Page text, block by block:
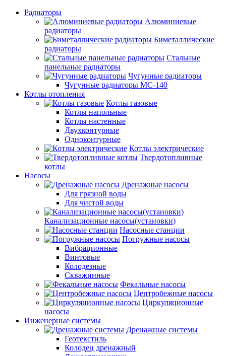
Радиаторы
Алюминиевые
радиаторы
Биметаллические
радиаторы
Стальные
панельные радиаторы
Чугунные радиаторы
Чугунные радиаторы МС-140
Котлы отопления
Котлы газовые
Котлы напольные
Котлы настенные
Двухконтурные
Одноконтурные
Котлы электрические
Твердотопливные
котлы
Насосы
Дренажные насосы
Для грязной воды
Для чистой воды
Канализационные насосы(установки)
Насосные станции
Погружные насосы
Вибрационные
Винтовые
Колодезные
Скважинные
Фекальные насосы
Центробежные насосы
Циркуляционные
насосы
Инженерные системы
Дренажные системы
Геотекстиль
Колодец дренажный